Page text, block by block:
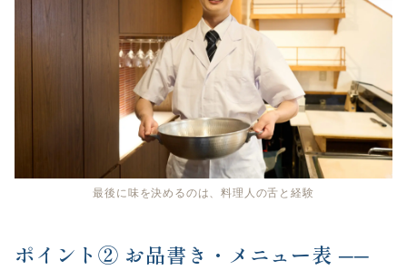
最後に味を決めるのは、料理人の舌と経験
ポイント② お品書き・メニュー表 ──